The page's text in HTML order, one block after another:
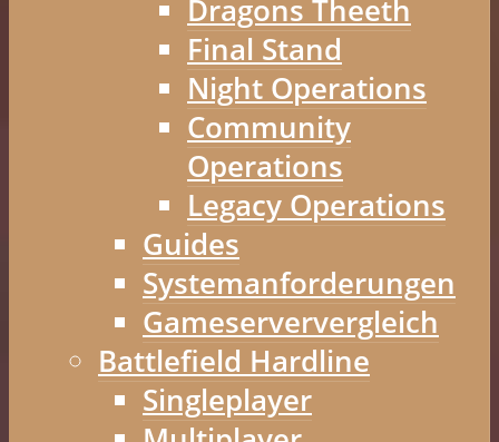
Dragons Theeth
Final Stand
Night Operations
Community
Operations
Legacy Operations
Guides
Systemanforderungen
Gameserververgleich
Battlefield Hardline
Singleplayer